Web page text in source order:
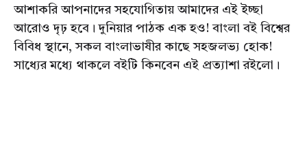
আশাকরি আপনাদের সহযোগিতায় আমাদের এই ইচ্ছা
আরোও দৃঢ় হবে। দুনিয়ার পাঠক এক হও! বাংলা বই বিশ্বের
বিবিধ স্থানে, সকল বাংলাভাষীর কাছে সহজলভ্য হোক!
সাধ্যের মধ্যে থাকলে বইটি কিনবেন এই প্রত্যাশা রইলো।